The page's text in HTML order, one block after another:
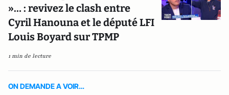
»… : revivez le clash entre
Cyril Hanouna et le député LFI
Louis Boyard sur TPMP
1 min de lecture
ON DEMANDE A VOIR…